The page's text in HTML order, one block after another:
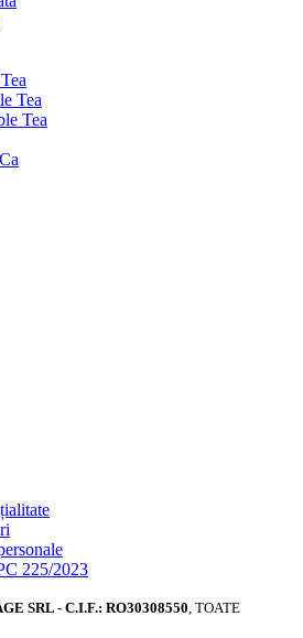
Tea
Tea
225/2023
SRL - C.I.F.: RO30308550, TOATE